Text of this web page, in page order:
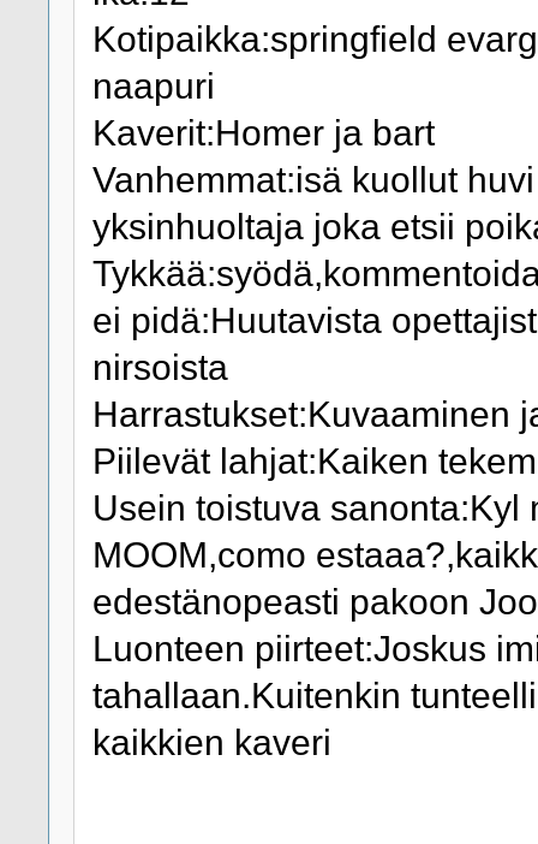
Kotipaikka:springfield
naapuri
Kaverit:Homer ja bart
Vanhemmat:isä kuollut
yksinhuoltaja joka etsii
ei pidä:Huutavista
nirsoista
Harrastukset:Kuvaaminen
Piilevät lahjat:Kaiken
Usein toistuva sanonta:Kyl
MOOM,como
edestänopeasti pakoon
Luonteen piirteet:Joskus
tahallaan.Kuitenkin
kaikkien kaveri